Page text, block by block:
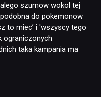
szumow wokol tej
do pokemonow
to miec’ i 'wszyscy tego
ograniczonych
taka kampania ma